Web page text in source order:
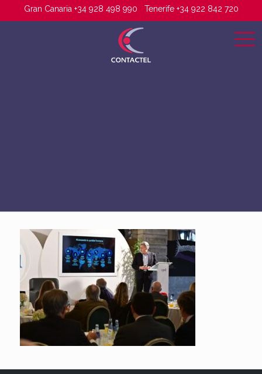
Gran Canaria +34 928 498 990 Tenerife +34 922 842 720